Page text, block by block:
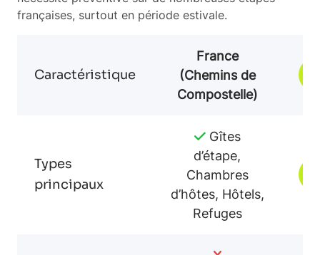
françaises, surtout en période estivale.
Caractéristique
France
(Chemins de
Compostelle)
Types
principaux
Gîtes
d’étape,
Chambres
d’hôtes, Hôtels,
Refuges